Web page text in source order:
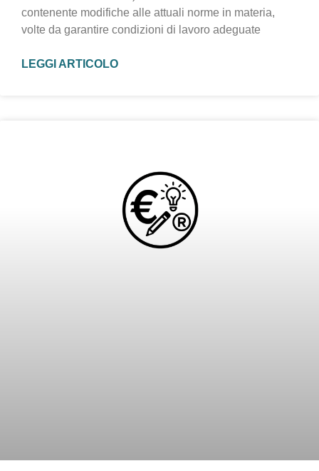
contenente modifiche alle attuali norme in materia,
volte da garantire condizioni di lavoro adeguate
LEGGI ARTICOLO